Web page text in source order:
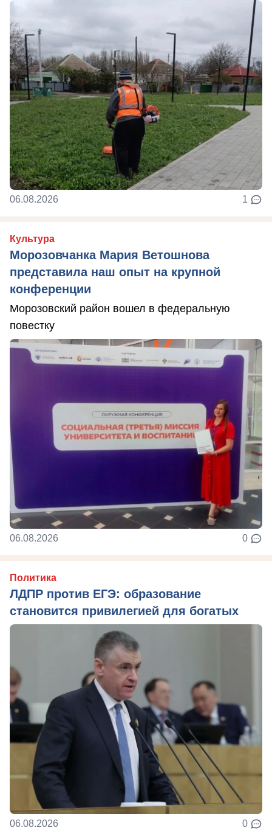
06.08.2026 1
Культура
Морозовчанка Мария Ветошнова
представила наш опыт на крупной
конференции
Морозовский район вошел в федеральную
повестку
06.08.2026 0
Политика
ЛДПР против ЕГЭ: образование
становится привилегией для богатых
06.08.2026 0